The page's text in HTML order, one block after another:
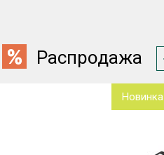
Распродажа
Новинка